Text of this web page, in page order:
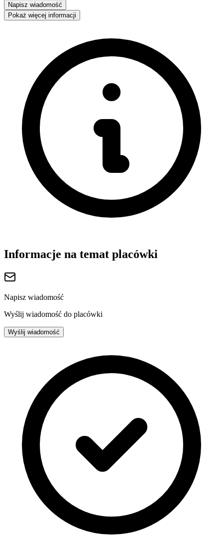
Napisz wiadomość
Pokaż więcej informacji
Informacje na temat placówki
Napisz wiadomość
Wyślij wiadomość do placówki
Wyślij wiadomość